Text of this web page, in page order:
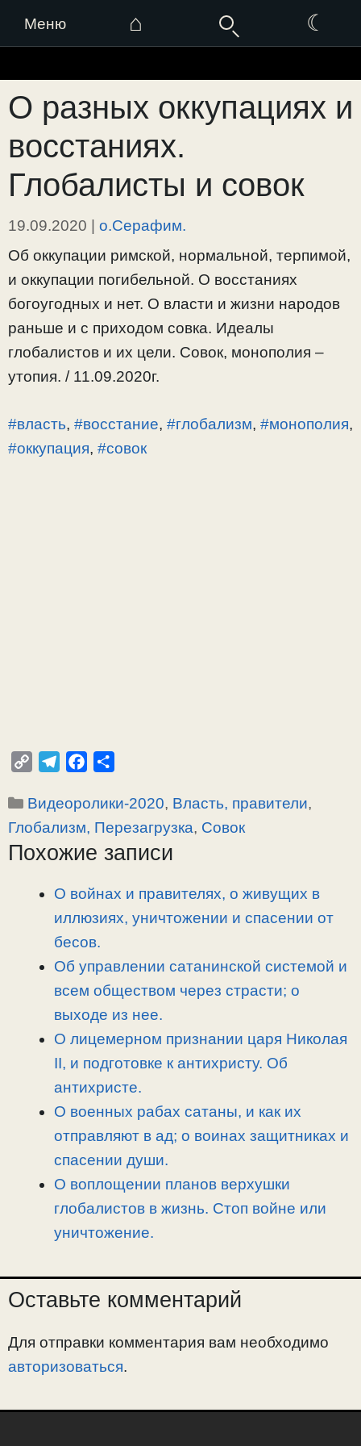
Меню ⌂ ☾
к
содержимому
О разных оккупациях и
восстаниях.
Глобалисты и совок
19.09.2020 | о.Серафим.
Об оккупации римской, нормальной, терпимой,
и оккупации погибельной. О восстаниях
богоугодных и нет. О власти и жизни народов
раньше и с приходом совка. Идеалы
глобалистов и их цели. Совок, монополия –
утопия. / 11.09.2020г.
#власть, #восстание, #глобализм, #монополия,
#оккупация, #совок
p
y
L
l
e
g
a
c
b
o
п
р
а
Рубрики
Видеоролики-2020, Власть, правители,
Глобализм, Перезагрузка, Совок
Похожие записи
О войнах и правителях, о живущих в
иллюзиях, уничтожении и спасении от
бесов.
Об управлении сатанинской системой и
всем обществом через страсти; о
выходе из нее.
О лицемерном признании царя Николая
II, и подготовке к антихристу. Об
антихристе.
О военных рабах сатаны, и как их
отправляют в ад; о воинах защитниках и
спасении души.
О воплощении планов верхушки
глобалистов в жизнь. Стоп войне или
уничтожение.
Оставьте комментарий
Для отправки комментария вам необходимо
авторизоваться.